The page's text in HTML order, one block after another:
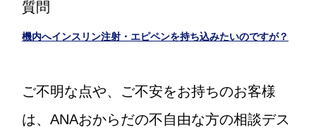
質問
機内へインスリン注射・エピペンを持ち込みたいのですが？
ご不明な点や、ご不安をお持ちのお客様
は、ANAおからだの不自由な方の相談デス